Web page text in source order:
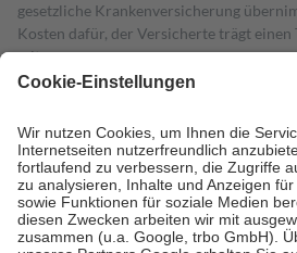
gesetzliche Krankenversicherung
Kosten dafür, der Versicherte trägt einen
mit.
Grundsätzlich leisten Mitglieder
höchstens zehn Euro.
Es sind jedoch nie
Kosten der Leistung zu entrichten.
Diese Regeln gelten grundsätzlich auch
Bei Heilmitteln und häuslicher
Zuzahlung zehn Prozent der Kosten
Verordnung.